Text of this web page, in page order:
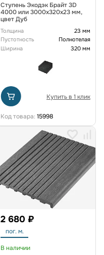
Ступень Экодэк Брайт 3D
4000 или 3000x320x23 мм,
цвет Дуб
Толщина
23 мм
Пустотность
Полнотелая
Ширина
320 мм
Купить в 1 клик
Код товара: 15998
2 680 ₽
пог. м.
В наличии